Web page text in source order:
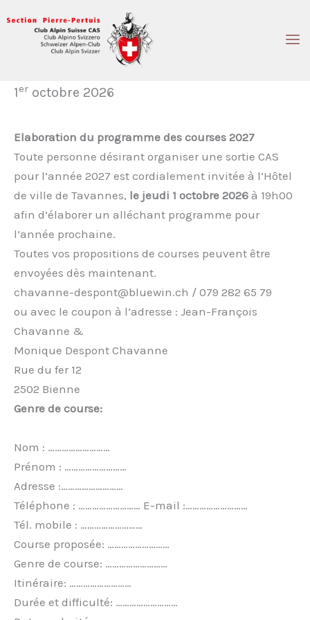
contenu
1er octobre 2026
Elaboration du programme des courses 2027
Toute personne désirant organiser une sortie CAS
pour l’année 2027 est cordialement invitée à l’Hôtel
de ville de Tavannes, le jeudi 1 octobre 2026 à 19h00
afin d’élaborer un alléchant programme pour
l’année prochaine.
Toutes vos propositions de courses peuvent être
envoyées dès maintenant.
chavanne-despont@bluewin.ch / 079 282 65 79
ou avec le coupon à l’adresse : Jean-François
Chavanne &
Monique Despont Chavanne
Rue du fer 12
2502 Bienne
Genre de course:
Nom : ………………………
Prénom : ………………………
Adresse :………………………
Téléphone : ……………………… E-mail :………………………
Tél. mobile : ………………………
Course proposée: ………………………
Genre de course: ………………………
Itinéraire: ………………………
Durée et difficulté: ………………………